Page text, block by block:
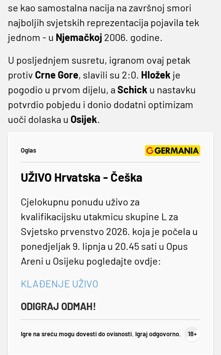
se kao samostalna nacija na završnoj smori
najboljih svjetskih reprezentacija pojavila tek
jednom - u Njemačkoj 2006. godine.
U posljednjem susretu, igranom ovaj petak
protiv Crne Gore, slavili su 2:0. Hložek je
pogodio u prvom dijelu, a Schick u nastavku
potvrdio pobjedu i donio dodatni optimizam
uoči dolaska u Osijek.
Oglas
UŽIVO Hrvatska - Češka
Cjelokupnu ponudu uživo za
kvalifikacijsku utakmicu skupine L za
Svjetsko prvenstvo 2026. koja je počela u
ponedjeljak 9. lipnja u 20.45 sati u Opus
Areni u Osijeku pogledajte ovdje:
KLAĐENJE UŽIVO
ODIGRAJ ODMAH!
Igre na sreću mogu dovesti do ovisnosti. Igraj odgovorno.